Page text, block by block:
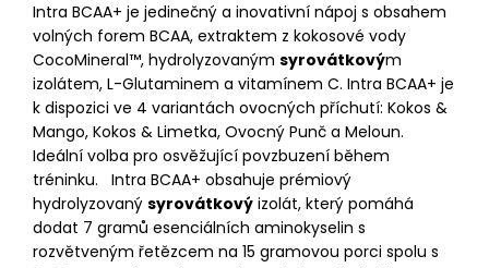
Intra BCAA+ je jedinečný a inovativní nápoj s obsahem
volných forem BCAA, extraktem z kokosové vody
CocoMineral™, hydrolyzovaným syrovátkovým
izolátem, L-Glutaminem a vitamínem C. Intra BCAA+ je
k dispozici ve 4 variantách ovocných příchutí: Kokos &
Mango, Kokos & Limetka, Ovocný Punč a Meloun.
Ideální volba pro osvěžující povzbuzení během
tréninku. Intra BCAA+ obsahuje prémiový
hydrolyzovaný syrovátkový izolát, který pomáhá
dodat 7 gramů esenciálních aminokyselin s
rozvětveným řetězcem na 15 gramovou porci spolu s